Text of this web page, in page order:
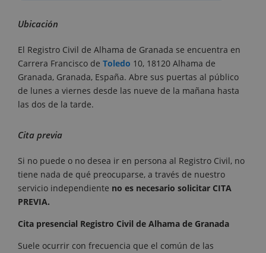
Ubicación
El Registro Civil de Alhama de Granada se encuentra en
Carrera Francisco de Toledo 10, 18120 Alhama de
Granada, Granada, España. Abre sus puertas al público
de lunes a viernes desde las nueve de la mañana hasta
las dos de la tarde.
Cita previa
Si no puede o no desea ir en persona al Registro Civil, no
tiene nada de qué preocuparse, a través de nuestro
servicio independiente no es necesario solicitar CITA
PREVIA.
Cita presencial Registro Civil de Alhama de Granada
Suele ocurrir con frecuencia que el común de las